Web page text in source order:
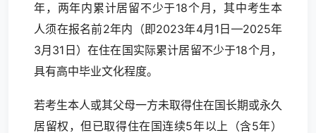
年，两年内累计居留不少于18个月，其中考生本
人须在报名前2年内（即2023年4月1日—2025年
3月31日）在住在国实际累计居留不少于18个月，
具有高中毕业文化程度。
若考生本人或其父母一方未取得住在国长期或永久
居留权，但已取得住在国连续5年以上（含5年）